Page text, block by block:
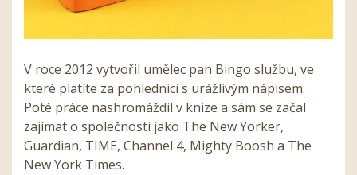
V roce 2012 vytvořil umělec pan Bingo službu, ve
které platíte za pohlednici s urážlivým nápisem.
Poté práce nashromáždil v knize a sám se začal
zajímat o společnosti jako The New Yorker,
Guardian, TIME, Channel 4, Mighty Boosh a The
New York Times.